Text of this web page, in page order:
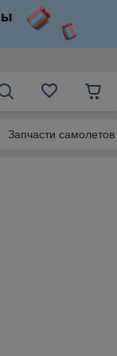
Запчасти самолетов